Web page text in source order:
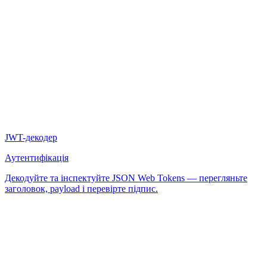
JWT-декодер
Аутентифікація
Декодуйте та інспектуйте JSON Web Tokens — перегляньте
заголовок, payload і перевірте підпис.